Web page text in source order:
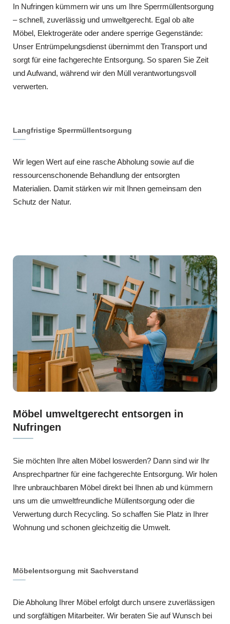
In Nufringen kümmern wir uns um Ihre Sperrmüllentsorgung
– schnell, zuverlässig und umweltgerecht. Egal ob alte
Möbel, Elektrogeräte oder andere sperrige Gegenstände:
Unser Entrümpelungsdienst übernimmt den Transport und
sorgt für eine fachgerechte Entsorgung. So sparen Sie Zeit
und Aufwand, während wir den Müll verantwortungsvoll
verwerten.
Langfristige Sperrmüllentsorgung
Wir legen Wert auf eine rasche Abholung sowie auf die
ressourcenschonende Behandlung der entsorgten
Materialien. Damit stärken wir mit Ihnen gemeinsam den
Schutz der Natur.
Möbel umweltgerecht entsorgen in
Nufringen
Sie möchten Ihre alten Möbel loswerden? Dann sind wir Ihr
Ansprechpartner für eine fachgerechte Entsorgung. Wir holen
Ihre unbrauchbaren Möbel direkt bei Ihnen ab und kümmern
uns um die umweltfreundliche Müllentsorgung oder die
Verwertung durch Recycling. So schaffen Sie Platz in Ihrer
Wohnung und schonen gleichzeitig die Umwelt.
Möbelentsorgung mit Sachverstand
Die Abholung Ihrer Möbel erfolgt durch unsere zuverlässigen
und sorgfältigen Mitarbeiter. Wir beraten Sie auf Wunsch bei